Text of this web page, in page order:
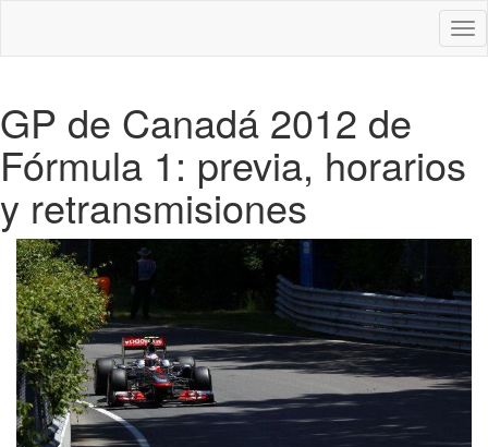
GP de Canadá 2012 de
Fórmula 1: previa, horarios
y retransmisiones